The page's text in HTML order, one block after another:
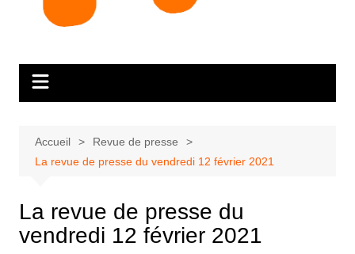
Accueil
Revue de presse
La revue de presse du vendredi 12 février 2021
La revue de presse du
vendredi 12 février 2021